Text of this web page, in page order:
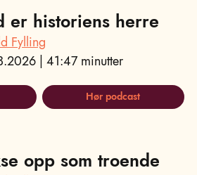
er historiens herre
Fylling
| 41:47 minutter
Hør podcast
opp som troende